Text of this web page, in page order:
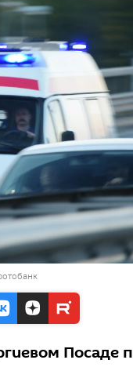
Посаде